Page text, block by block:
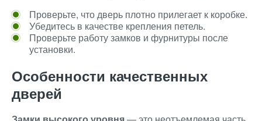
Проверьте, что дверь плотно прилегает к коробке.
Убедитесь в качестве крепления петель.
Проверьте работу замков и фурнитуры после
установки.
Особенности качественных
дверей